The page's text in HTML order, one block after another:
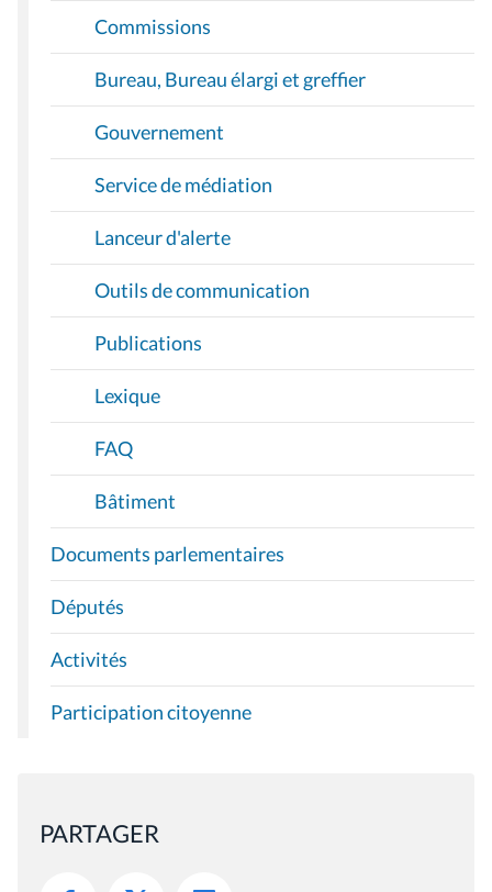
Commissions
Bureau, Bureau élargi et greffier
Gouvernement
Service de médiation
Lanceur d'alerte
Outils de communication
Publications
Lexique
FAQ
Bâtiment
Documents parlementaires
Députés
Activités
Participation citoyenne
PARTAGER